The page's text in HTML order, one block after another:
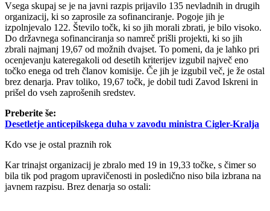
Vsega skupaj se je na javni razpis prijavilo 135 nevladnih in drugih
organizacij, ki so zaprosile za sofinanciranje. Pogoje jih je
izpolnjevalo 122. Število točk, ki so jih morali zbrati, je bilo visoko.
Do državnega sofinanciranja so namreč prišli projekti, ki so jih
zbrali najmanj 19,67 od možnih dvajset. To pomeni, da je lahko pri
ocenjevanju kateregakoli od desetih kriterijev izgubil največ eno
točko enega od treh članov komisije. Če jih je izgubil več, je že ostal
brez denarja. Prav toliko, 19,67 točk, je dobil tudi Zavod Iskreni in
prišel do vseh zaprošenih sredstev.
Preberite še:
Desetletje anticepilskega duha v zavodu ministra Cigler-Kralja
Kdo vse je ostal praznih rok
Kar trinajst organizacij je zbralo med 19 in 19,33 točke, s čimer so
bila tik pod pragom upravičenosti in posledično niso bila izbrana na
javnem razpisu. Brez denarja so ostali: